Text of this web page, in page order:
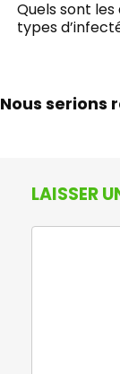
Quels sont
types
Nous serions
LAISSER